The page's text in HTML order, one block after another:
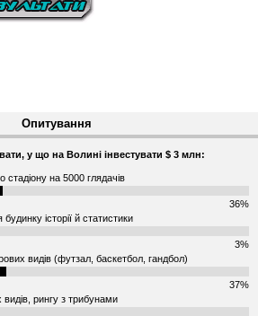
Опитування
у що на Волині інвестувати $ 3 млн:
стадіону на 5000 глядачів
36%
історії й статистики
3%
видів (футзал, баскетбол, гандбол)
37%
рингу з трибунами